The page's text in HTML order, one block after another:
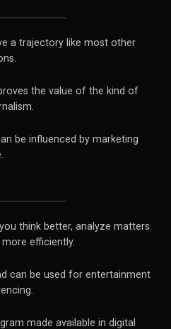
a trajectory like most other
the value of the kind of
be influenced by marketing
think better, analyze matters
efficiently.
can be used for entertainment
made available in digital